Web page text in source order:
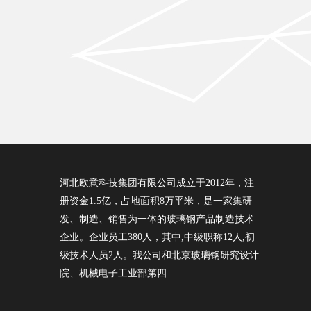
河北欧意科技集团有限公司成立于2012年，注
册资金1.5亿，占地面积8万平米，是一家集研
发、制造、销售为一体的玻璃钢产品制造技术
企业。企业员工380人，其中,中级职称12人,初
级技术人员2人。我公司和北京玻璃钢研究设计
院、机械电子工业部第四...